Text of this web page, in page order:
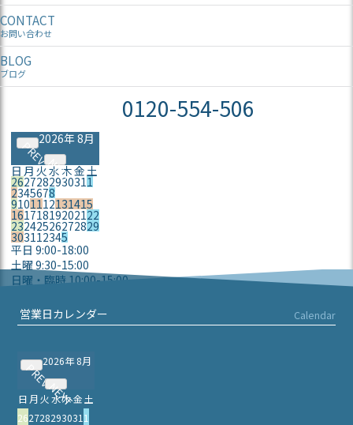
CONTACT
お問い合わせ
BLOG
ブログ
0120-554-506
PREV
2026年 8月
NEXT
日 月 火水木金土
2627282930311
2345678
9101112131415
16171819202122
23242526272829
303112345
平日 9:00-18:00
土曜 9:30-15:00
日曜・臨時 10:00-15:00
営業日カレンダー
Calendar
PREV
2026年 8月
NEXT
日 月 火 水木金 土
262728293031 1